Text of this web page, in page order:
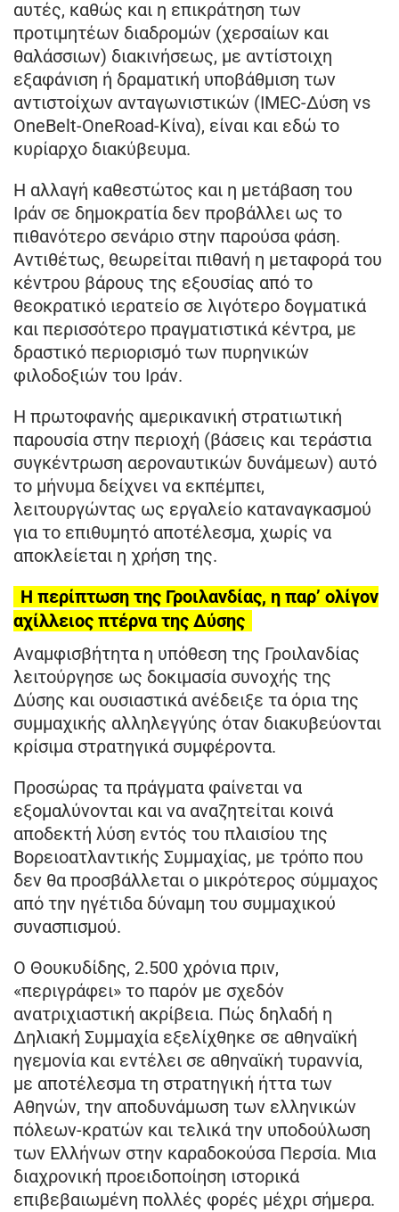
αυτές, καθώς και η επικράτηση των
προτιμητέων διαδρομών (χερσαίων και
θαλάσσιων) διακινήσεως, με αντίστοιχη
εξαφάνιση ή δραματική υποβάθμιση των
αντιστοίχων ανταγωνιστικών (IMEC-Δύση vs
OneBelt-OneRoad-Κίνα), είναι και εδώ το
κυρίαρχο διακύβευμα.
Η αλλαγή καθεστώτος και η μετάβαση του
Ιράν σε δημοκρατία δεν προβάλλει ως το
πιθανότερο σενάριο στην παρούσα φάση.
Αντιθέτως, θεωρείται πιθανή η μεταφορά του
κέντρου βάρους της εξουσίας από το
θεοκρατικό ιερατείο σε λιγότερο δογματικά
και περισσότερο πραγματιστικά κέντρα, με
δραστικό περιορισμό των πυρηνικών
φιλοδοξιών του Ιράν.
Η πρωτοφανής αμερικανική στρατιωτική
παρουσία στην περιοχή (βάσεις και τεράστια
συγκέντρωση αεροναυτικών δυνάμεων) αυτό
το μήνυμα δείχνει να εκπέμπει,
λειτουργώντας ως εργαλείο καταναγκασμού
για το επιθυμητό αποτέλεσμα, χωρίς να
αποκλείεται η χρήση της.
Η περίπτωση της Γροιλανδίας, η παρ’ ολίγον
αχίλλειος πτέρνα της Δύσης
Αναμφισβήτητα η υπόθεση της Γροιλανδίας
λειτούργησε ως δοκιμασία συνοχής της
Δύσης και ουσιαστικά ανέδειξε τα όρια της
συμμαχικής αλληλεγγύης όταν διακυβεύονται
κρίσιμα στρατηγικά συμφέροντα.
Προσώρας τα πράγματα φαίνεται να
εξομαλύνονται και να αναζητείται κοινά
αποδεκτή λύση εντός του πλαισίου της
Βορειοατλαντικής Συμμαχίας, με τρόπο που
δεν θα προσβάλλεται ο μικρότερος σύμμαχος
από την ηγέτιδα δύναμη του συμμαχικού
συνασπισμού.
Ο Θουκυδίδης, 2.500 χρόνια πριν,
«περιγράφει» το παρόν με σχεδόν
ανατριχιαστική ακρίβεια. Πώς δηλαδή η
Δηλιακή Συμμαχία εξελίχθηκε σε αθηναϊκή
ηγεμονία και εντέλει σε αθηναϊκή τυραννία,
με αποτέλεσμα τη στρατηγική ήττα των
Αθηνών, την αποδυνάμωση των ελληνικών
πόλεων-κρατών και τελικά την υποδούλωση
των Ελλήνων στην καραδοκούσα Περσία. Μια
διαχρονική προειδοποίηση ιστορικά
επιβεβαιωμένη πολλές φορές μέχρι σήμερα.